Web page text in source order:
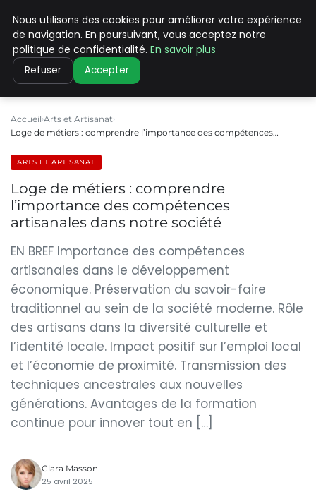
PILAT PATRIMOINES
Accueil Arts et Artisanat
Loge de métiers : comprendre l’importance des compétences…
ARTS ET ARTISANAT
Loge de métiers : comprendre
l’importance des compétences
artisanales dans notre société
EN BREF Importance des compétences
artisanales dans le développement
économique. Préservation du savoir-faire
traditionnel au sein de la société moderne. Rôle
des artisans dans la diversité culturelle et
l’identité locale. Impact positif sur l’emploi local
et l’économie de proximité. Transmission des
techniques ancestrales aux nouvelles
générations. Avantages de la formation
continue pour innover tout en […]
Clara Masson
25 avril 2025
Nous utilisons des cookies pour améliorer votre expérience
de navigation. En poursuivant, vous acceptez notre
politique de confidentialité. En savoir plus
Refuser Accepter